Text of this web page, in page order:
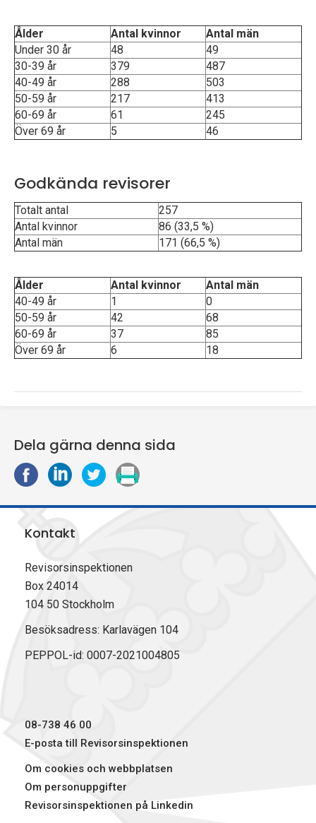
o
n
e
n
Ålder Antal kvinnor
Antal män
Under 30 år
48
49
30-39 år
379
487
40-49 år
288
503
50-59 år
217
413
60-69 år
61
245
Över 69 år
5 46
Godkända revisorer
Totalt antal
257
Antal kvinnor
86 (33,5 %)
Antal män
171 (66,5 %)
Ålder Antal kvinnor
Antal män
40-49 år
1
0
50-59 år
42
68
60-69 år
37
85
Över 69 år
6 18
Dela gärna denna sida
D
p
F
c
e
b
o
D
p
L
n
k
e
I
D
X
w
i
t
S
Kontakt
Revisorsinspektionen
Box 24014
104 50 Stockholm
Besöksadress: Karlavägen 104
PEPPOL-id: 0007-2021004805
08-738 46 00
E-posta till Revisorsinspektionen
Om cookies och webbplatsen
Om personuppgifter
Revisorsinspektionen på Linkedin